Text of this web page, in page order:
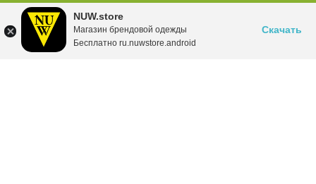
NUW.store
Магазин брендовой одежды
Бесплатно ru.nuwstore.android
Скачать